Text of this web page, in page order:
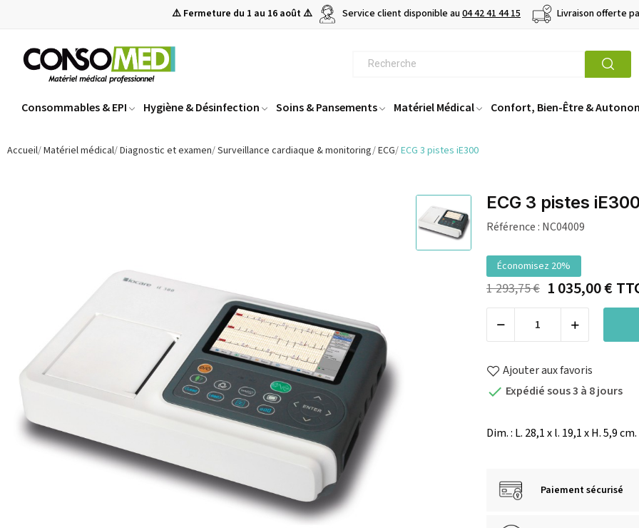
⚠️ Fermeture du 1 au 16 août ⚠️ Service client disponible au04 42 41 44 15 Livraison offerte
Consommables & EPI Hygiène & Désinfection Soins & Pansements Matériel Médical Confort, Bien-Être &
Accueil Matériel médical Diagnostic et examen Surveillance cardiaque & monitoring ECG ECG 3 pistes iE300
ECG 3 pistes iE300
Référence : NC04009
Économisez 20%
1 293,75 € 1 035,00 €
Ajouter aux favoris
 Expédié sous 3 à 8 jours
Dim. : L. 28,1 x l. 19,1 x H. 5,9 cm.
Paiement sécurisé